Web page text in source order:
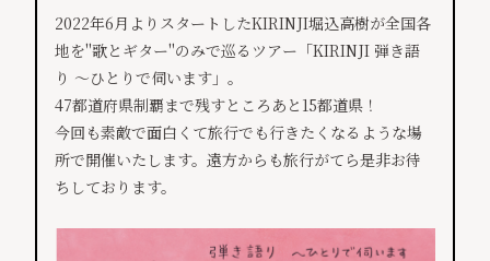
2022年6月よりスタートしたKIRINJI堀込高樹が全国各
地を''歌とギター''のみで巡るツアー「KIRINJI 弾き語
り ～ひとりで伺います」。
47都道府県制覇まで残すところあと15都道県！
今回も素敵で面白くて旅行でも行きたくなるような場
所で開催いたします。遠方からも旅行がてら是非お待
ちしております。